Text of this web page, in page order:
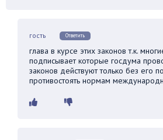
гость Ответить
глава в курсе этих законов т.к.
подписывает которые госдума
законов действуют только без его
противостоять нормам